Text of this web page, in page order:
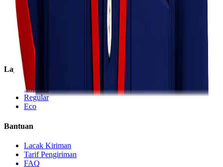
Tentang Kami
Visi & Misi
Sosial Perusahaan
Karir
Cabang
Informasi
Layanan
Express
Regular
Eco
Bantuan
Lacak Kiriman
Tarif Pengiriman
FAQ